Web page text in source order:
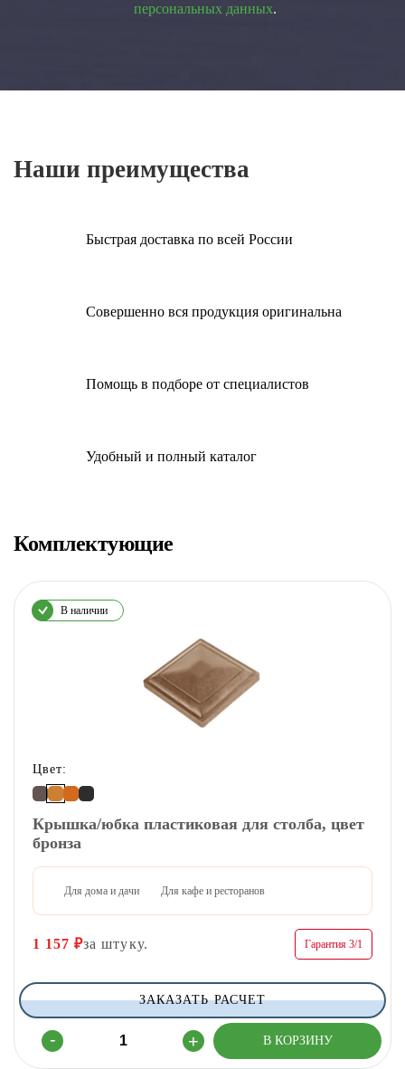
персональных данных.
Наши преимущества
Быстрая доставка по всей России
Совершенно вся продукция оригинальна
Помощь в подборе от специалистов
Удобный и полный каталог
Комплектующие
В наличии
Цвет:
Крышка/юбка пластиковая для столба, цвет
бронза
Для дома и дачи Для кафе и ресторанов
1 157 ₽за штуку. Гарантия 3/1
ЗАКАЗАТЬ РАСЧЕТ